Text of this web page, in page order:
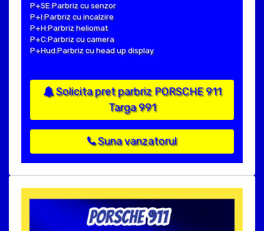
P+SE:Parbriz cu senzor
P+I:Parbriz cu incalzire
P+H:Parbriz heliomat
P+C:Parbriz cu camera
P+Hud:Parbriz cu head up display
Solicita pret parbriz PORSCHE 911
Targa 991
Suna vanzatorul